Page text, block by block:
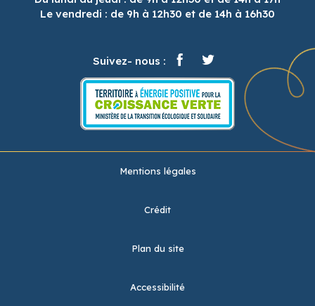
Le vendredi : de 9h à 12h30 et de 14h à 16h30
Suivez- nous :
Mentions légales
Crédit
Plan du site
Accessibilité